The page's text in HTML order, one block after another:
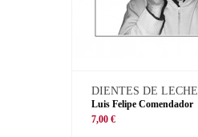
DIENTES DE LECHE
Luis Felipe Comendador
7,00 €